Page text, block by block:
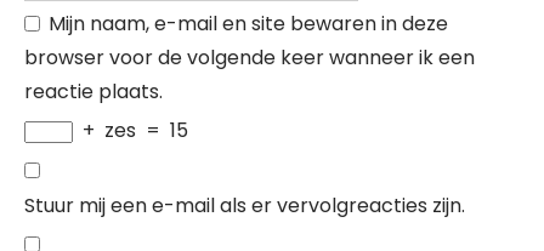
Mijn naam, e-mail en site bewaren in deze
browser voor de volgende keer wanneer ik een
reactie plaats.
+ zes = 15
Stuur mij een e-mail als er vervolgreacties zijn.